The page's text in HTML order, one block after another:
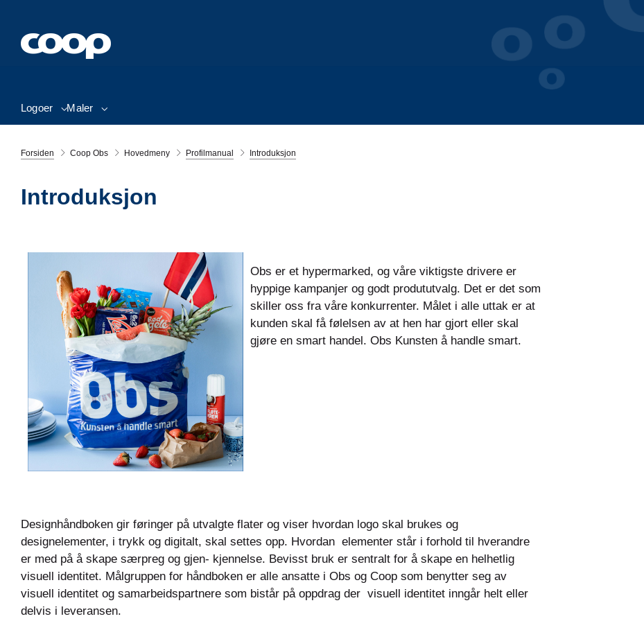
Logoer Maler
Forsiden Coop Obs Hovedmeny Profilmanual Introduksjon
Introduksjon
Obs er et hypermarked, og våre viktigste drivere er
hyppige kampanjer og godt prodututvalg. Det er det som
skiller oss fra våre konkurrenter. Målet i alle uttak er at
kunden skal få følelsen av at hen har gjort eller skal
gjøre en smart handel. Obs Kunsten å handle smart.
Designhåndboken gir føringer på utvalgte flater og viser hvordan logo skal brukes og
designelementer, i trykk og digitalt, skal settes opp. Hvordan elementer står i forhold til hverandre
er med på å skape særpreg og gjen- kjennelse. Bevisst bruk er sentralt for å skape en helhetlig
visuell identitet. Målgruppen for håndboken er alle ansatte i Obs og Coop som benytter seg av
visuell identitet og samarbeidspartnere som bistår på oppdrag der visuell identitet inngår helt eller
delvis i leveransen.